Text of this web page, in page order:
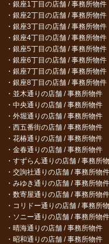
銀座1丁目の店舗 / 事務所物件
銀座2丁目の店舗 / 事務所物件
銀座3丁目の店舗 / 事務所物件
銀座4丁目の店舗 / 事務所物件
銀座5丁目の店舗 / 事務所物件
銀座6丁目の店舗 / 事務所物件
銀座7丁目の店舗 / 事務所物件
銀座8丁目の店舗 / 事務所物件
並木通りの店舗 / 事務所物件
中央通りの店舗 / 事務所物件
外堀通りの店舗 / 事務所物件
西五番街の店舗 / 事務所物件
花椿通りの店舗 / 事務所物件
金春通りの店舗 / 事務所物件
すずらん通りの店舗 / 事務所
交詢社通りの店舗 / 事務所物件
みゆき通りの店舗 / 事務所物件
数寄屋通りの店舗 / 事務所物件
コリドー通りの店舗 / 事務所
ソニー通りの店舗 / 事務所物件
晴海通りの店舗 / 事務所物件
昭和通りの店舗 / 事務所物件